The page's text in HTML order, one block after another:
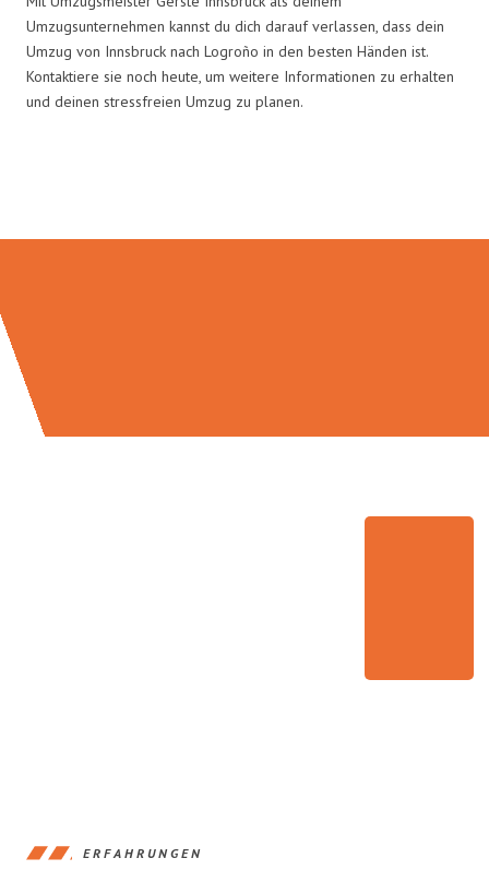
Umzugsunternehmen kannst du dich darauf verlassen, dass dein
Umzug von Innsbruck nach Logroño in den besten Händen ist.
Kontaktiere sie noch heute, um weitere Informationen zu erhalten
und deinen stressfreien Umzug zu planen.
ERFAHRUNGEN